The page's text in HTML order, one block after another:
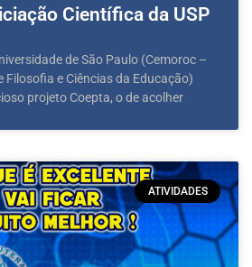
Científica da USP
de São Paulo (Cemoroc –
Filosofia e Ciências da Educação)
projeto Coepta, o de acolher
ATIVIDADES